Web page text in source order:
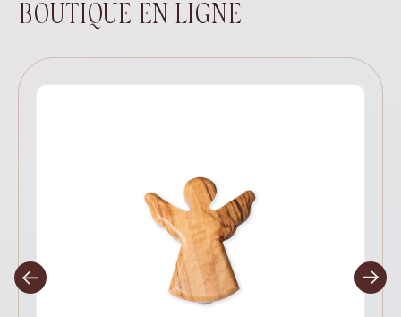
BOUTIQUE EN LIGNE